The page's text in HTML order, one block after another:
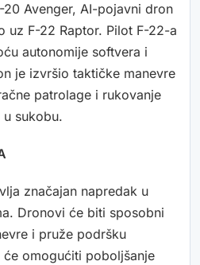
Avenger, AI-pojavni dron
uz F-22 Raptor. Pilot F-22-a
autonomije softvera i
je izvršio taktičke manevre
patrolage i rukovanje
u sukobu.
značajan napredak u
Dronovi će biti sposobni
i pruže podršku
omogućiti poboljšanje